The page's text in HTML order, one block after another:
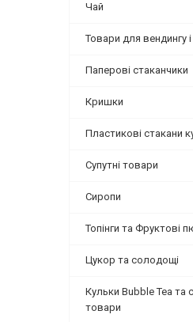
Чай
Товари для вендингу і
Паперові стаканчики
Кришки
Пластикові стакани
Супутні товари
Сиропи
Топінги та Фруктові
Цукор та солодощі
Кульки Bubble Tea та
товари